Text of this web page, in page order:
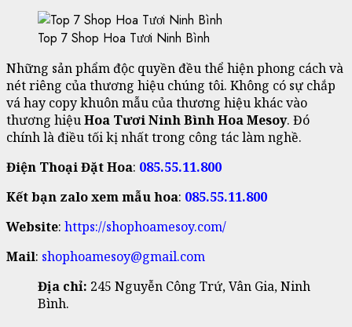
Top 7 Shop Hoa Tươi Ninh Bình
Những sản phẩm độc quyền đều thể hiện phong cách và
nét riêng của thương hiệu chúng tôi. Không có sự chắp
vá hay copy khuôn mẫu của thương hiệu khác vào
thương hiệuHoa Tươi Ninh Bình Hoa Mesoy. Đó
chính là điều tối kị nhất trong công tác làm nghề.
Điện Thoại Đặt Hoa: 085.55.11.800
Kết bạn zalo xem mẫu hoa: 085.55.11.800
Website: https://shophoamesoy.com/
Mail: shophoamesoy@gmail.com
Địa chỉ: 245 Nguyễn Công Trứ, Vân Gia, Ninh
Bình.